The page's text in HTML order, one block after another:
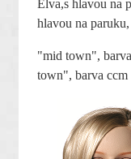
Elva,s hlavou
hlavou na
"mid
town", barva ccm